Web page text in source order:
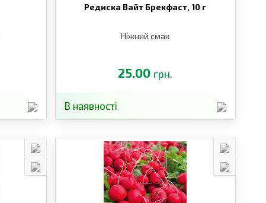
Редиска Вайт Брекфаст,10 г
Ніжний смак
25.00 грн.
В наявності